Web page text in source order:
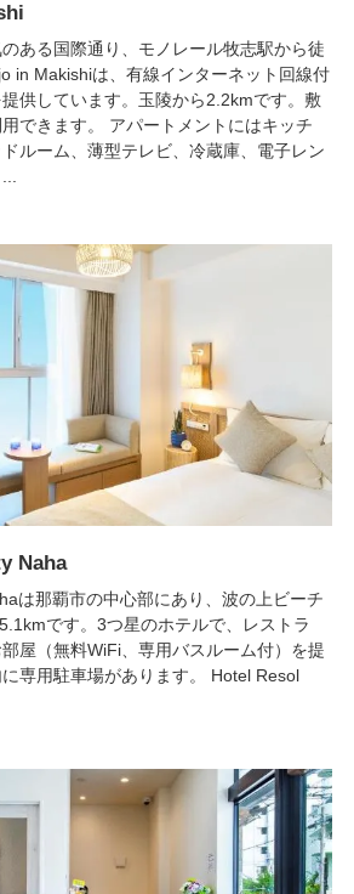
ある国際通り、モノレール牧志駅から徒
in Makishiは、有線インターネット回線付
供しています。玉陵から2.2kmです。敷
できます。 アパートメントにはキッチ
ルーム、薄型テレビ、冷蔵庫、電子レン
Naha
は那覇市の中心部にあり、波の上ビーチ
です。3つ星のホテルで、レストラ
屋（無料WiFi、専用バスルーム付）を提
専用駐車場があります。 Hotel Resol